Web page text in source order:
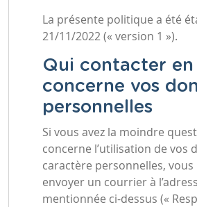
La présente politique a été
21/11/2022 (« version 1 »).
Qui contacter en
concerne vos
personnelles
Si vous avez la moindre
concerne l’utilisation de vos
caractère personnelles, vous
envoyer un courrier à
mentionnée ci-dessus («